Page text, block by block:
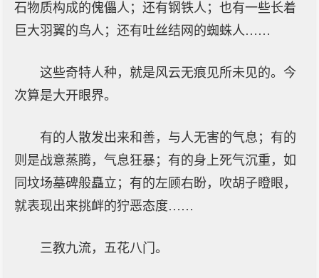
石物质构成的傀儡人；还有钢铁人；也有一些长着
巨大羽翼的鸟人；还有吐丝结网的蜘蛛人……
这些奇特人种，就是风云无痕见所未见的。今
次算是大开眼界。
有的人散发出来和善，与人无害的气息；有的
则是战意蒸腾，气息狂暴；有的身上死气沉重，如
同坟场墓碑般矗立；有的左顾右盼，吹胡子瞪眼，
就表现出来挑衅的狞恶态度……
三教九流，五花八门。